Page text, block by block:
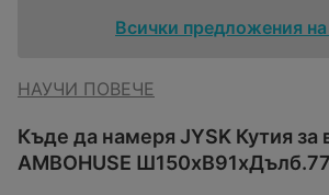
Всички предложения на
НАУЧИ ПОВЕЧЕ
Къде да намеря JYSK Кутия за
AMBOHUSE